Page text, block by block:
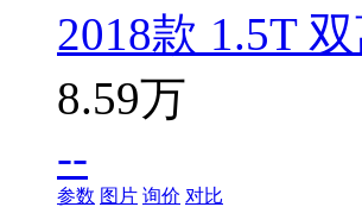
2018款 1.5T
8.59万
--
参数 图片 询价 对比